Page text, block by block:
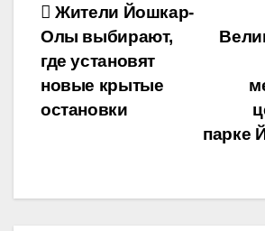
Навигация
по
записям
парке
Жители Йошкар-
Олы выбирают,
где установят
новые крытые
остановки